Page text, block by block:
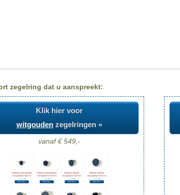
zegelring dat u aanspreekt:
Klik hier voor
witgouden zegelringen »
vanaf € 549,-